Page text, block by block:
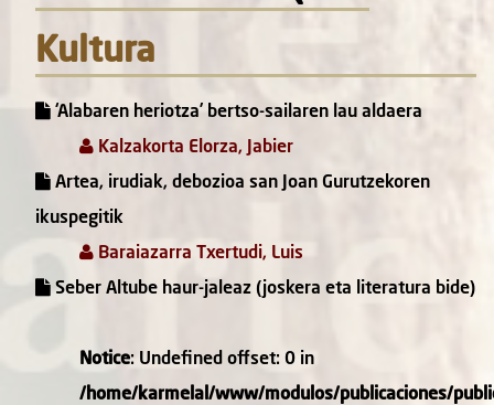
Kultura
‘Alabaren heriotza’ bertso-sailaren lau aldaera
Kalzakorta Elorza, Jabier
Artea, irudiak, debozioa san Joan Gurutzekoren
ikuspegitik
Baraiazarra Txertudi, Luis
Seber Altube haur-jaleaz (joskera eta literatura bide)
Notice: Undefined offset: 0 in
/home/karmelal/www/modulos/publicaciones/